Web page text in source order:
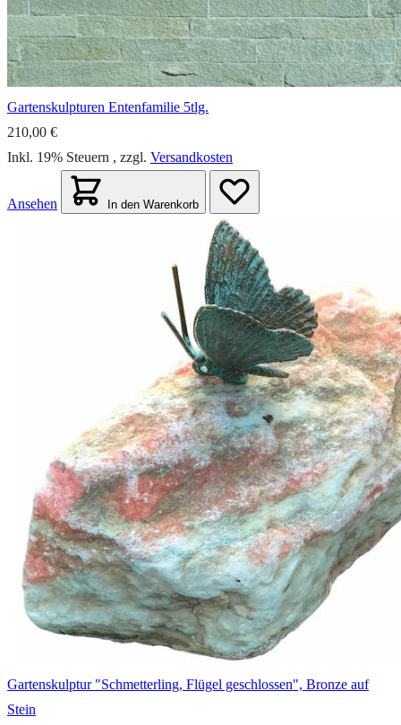
Gartenskulpturen Entenfamilie 5tlg.
210,00 €
Inkl. 19% Steuern , zzgl. Versandkosten
Ansehen In den Warenkorb
Gartenskulptur "Schmetterling, Flügel geschlossen", Bronze auf
Stein